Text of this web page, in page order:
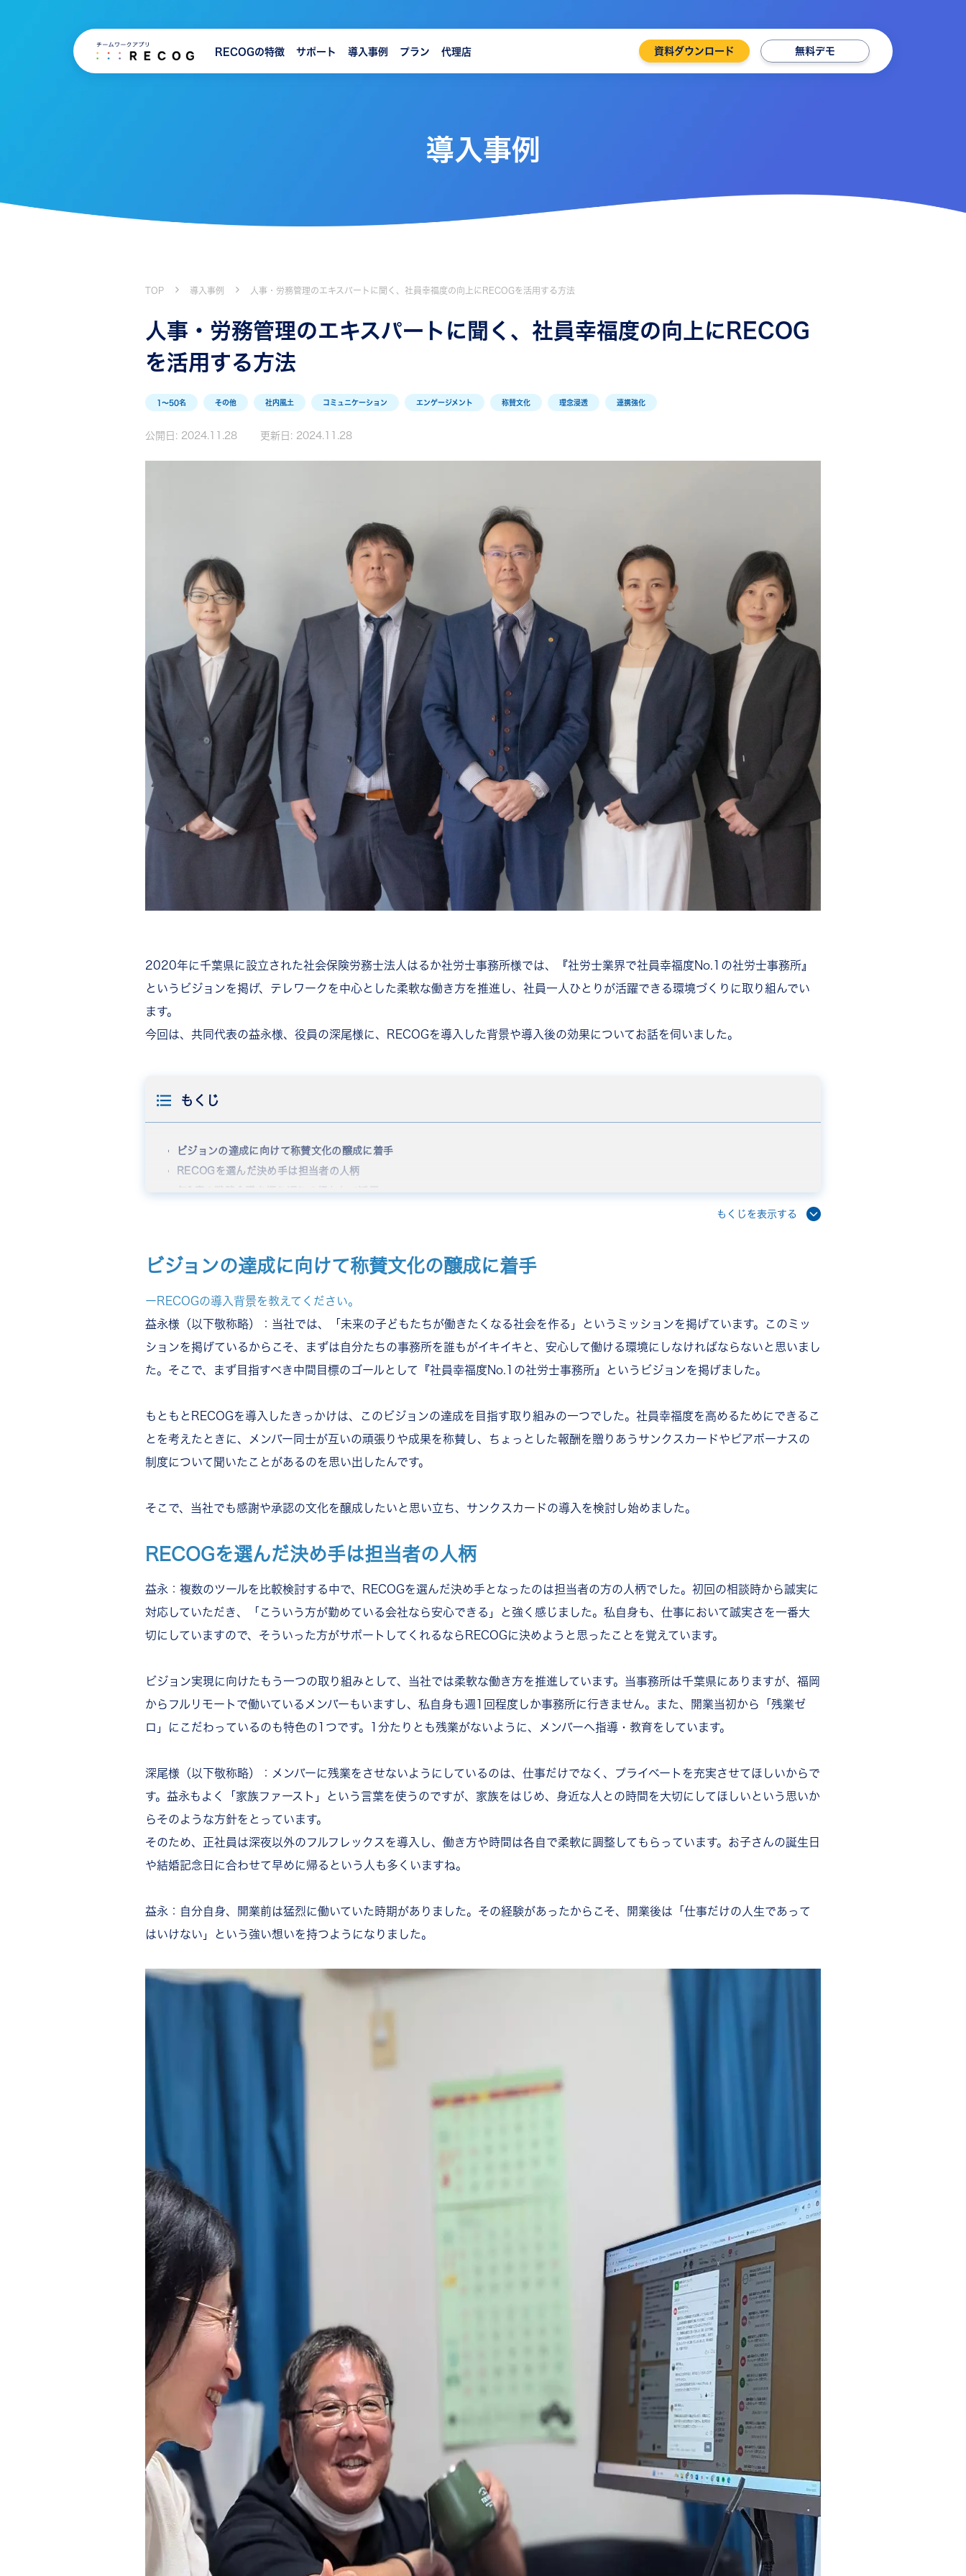
RECOGの特徴 サポート 導入事例 プラン 代理店 資料ダウンロード 無料デモ
導入事例
TOP 導入事例 人事・労務管理のエキスパートに聞く、社員幸福度の向上にRECOGを活用する方法
人事・労務管理のエキスパートに聞く、社員幸福度の向上にRECOG
を活用する方法
1〜50名 その他 社内風土 コミュニケーション エンゲージメント 称賛文化 理念浸透 連携強化
公開日: 2024.11.28 更新日: 2024.11.28
2020年に千葉県に設立された社会保険労務士法人はるか社労士事務所様では、『社労士業界で社員幸福度No.1の社労士事務所』
というビジョンを掲げ、テレワークを中心とした柔軟な働き方を推進し、社員一人ひとりが活躍できる環境づくりに取り組んでい
ます。
今回は、共同代表の益永様、役員の深尾様に、RECOGを導入した背景や導入後の効果についてお話を伺いました。
もくじ
ビジョンの達成に向けて称賛文化の醸成に着手
RECOGを選んだ決め手は担当者の人柄
もくじを表示する
ビジョンの達成に向けて称賛文化の醸成に着手
ーRECOGの導入背景を教えてください。
益永様（以下敬称略）：当社では、「未来の子どもたちが働きたくなる社会を作る」というミッションを掲げています。このミッ
ションを掲げているからこそ、まずは自分たちの事務所を誰もがイキイキと、安心して働ける環境にしなければならないと思いまし
た。そこで、まず目指すべき中間目標のゴールとして『社員幸福度No.1の社労士事務所』というビジョンを掲げました。
もともとRECOGを導入したきっかけは、このビジョンの達成を目指す取り組みの一つでした。社員幸福度を高めるためにできるこ
とを考えたときに、メンバー同士が互いの頑張りや成果を称賛し、ちょっとした報酬を贈りあうサンクスカードやピアボーナスの
制度について聞いたことがあるのを思い出したんです。
そこで、当社でも感謝や承認の文化を醸成したいと思い立ち、サンクスカードの導入を検討し始めました。
RECOGを選んだ決め手は担当者の人柄
益永：複数のツールを比較検討する中で、RECOGを選んだ決め手となったのは担当者の方の人柄でした。初回の相談時から誠実に
対応していただき、「こういう方が勤めている会社なら安心できる」と強く感じました。私自身も、仕事において誠実さを一番大
切にしていますので、そういった方がサポートしてくれるならRECOGに決めようと思ったことを覚えています。
ビジョン実現に向けたもう一つの取り組みとして、当社では柔軟な働き方を推進しています。当事務所は千葉県にありますが、福岡
からフルリモートで働いているメンバーもいますし、私自身も週1回程度しか事務所に行きません。また、開業当初から「残業ゼ
ロ」にこだわっているのも特色の1つです。1分たりとも残業がないように、メンバーへ指導・教育をしています。
深尾様（以下敬称略）：メンバーに残業をさせないようにしているのは、仕事だけでなく、プライベートを充実させてほしいからで
す。益永もよく「家族ファースト」という言葉を使うのですが、家族をはじめ、身近な人との時間を大切にしてほしいという思いか
らそのような方針をとっています。
そのため、正社員は深夜以外のフルフレックスを導入し、働き方や時間は各自で柔軟に調整してもらっています。お子さんの誕生日
や結婚記念日に合わせて早めに帰るという人も多くいますね。
益永：自分自身、開業前は猛烈に働いていた時期がありました。その経験があったからこそ、開業後は「仕事だけの人生であって
はいけない」という強い想いを持つようになりました。